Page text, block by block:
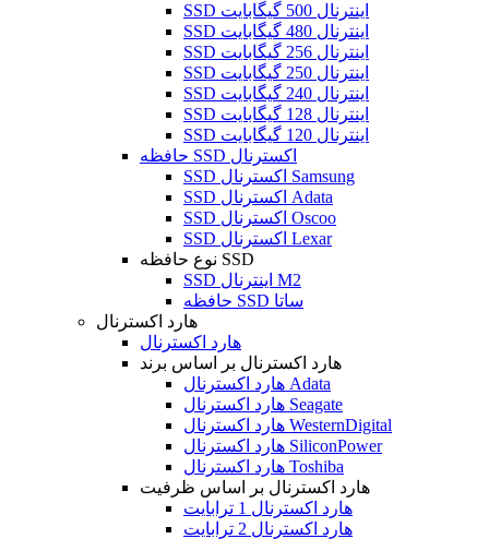
SSD اینترنال 500 گیگابایت
SSD اینترنال 480 گیگابایت
SSD اینترنال 256 گیگابایت
SSD اینترنال 250 گیگابایت
SSD اینترنال 240 گیگابایت
SSD اینترنال 128 گیگابایت
SSD اینترنال 120 گیگابایت
حافظه SSD اکسترنال
SSD اکسترنال Samsung
SSD اکسترنال Adata
SSD اکسترنال Oscoo
SSD اکسترنال Lexar
نوع حافظه SSD
SSD اینترنال M2
حافظه SSD ساتا
هارد اکسترنال
هارد اکسترنال
هارد اکسترنال بر اساس برند
هارد اکسترنال Adata
هارد اکسترنال Seagate
هارد اکسترنال WesternDigital
هارد اکسترنال SiliconPower
هارد اکسترنال Toshiba
هارد اکسترنال بر اساس ظرفیت
هارد اکسترنال 1 ترابایت
هارد اکسترنال 2 ترابایت